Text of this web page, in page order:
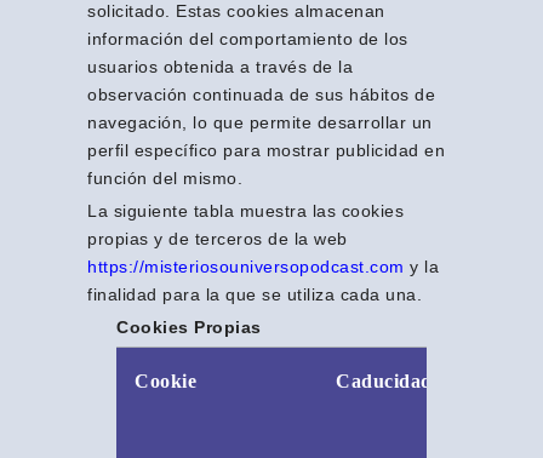
solicitado. Estas cookies almacenan
información del comportamiento de los
usuarios obtenida a través de la
observación continuada de sus hábitos de
navegación, lo que permite desarrollar un
perfil específico para mostrar publicidad en
función del mismo.
La siguiente tabla muestra las cookies
propias y de terceros de la web
https://misteriosouniversopodcast.com y la
finalidad para la que se utiliza cada una.
Cookies Propias
Cookie Caducidad